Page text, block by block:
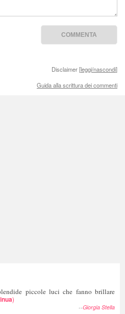
Disclaimer [leggi/nascondi]
Guida alla scrittura dei commenti
piccole luci che fanno brillare
)
--Giorgia Stella